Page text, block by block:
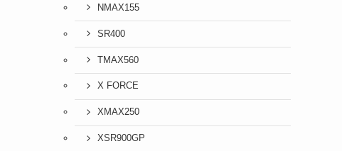
NMAX155
SR400
TMAX560
X FORCE
XMAX250
XSR900GP